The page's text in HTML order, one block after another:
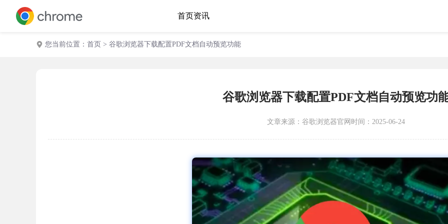
首页资讯
您当前位置： 首页 > 谷歌浏览器下载配置PDF文档自动预览功能
谷歌浏览器下载配置PDF文档自动预览功
文章来源： 谷歌浏览器官网 时间：2025-06-24